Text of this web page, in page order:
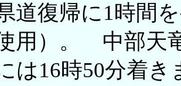
道復帰に1時間
用）。 中部天
は16時50分着